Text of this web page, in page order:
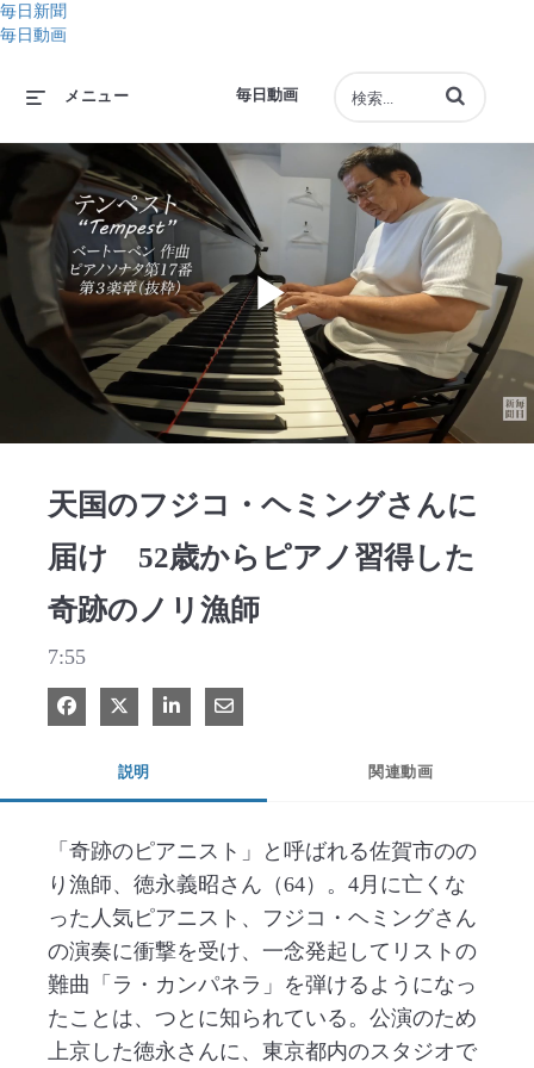
毎日新聞
毎日動画
毎日動画
メニュー 動画の検索語句
Play
天国のフジコ・ヘミングさんに
届け 52歳からピアノ習得した
奇跡のノリ漁師
7:55
Facebook で共有
Xで共有する
LinkedIn で共有
電子メールで共有
説明 関連動画
「奇跡のピアニスト」と呼ばれる佐賀市のの
り漁師、徳永義昭さん（64）。4月に亡くな
った人気ピアニスト、フジコ・ヘミングさん
の演奏に衝撃を受け、一念発起してリストの
難曲「ラ・カンパネラ」を弾けるようになっ
たことは、つとに知られている。公演のため
上京した徳永さんに、東京都内のスタジオで